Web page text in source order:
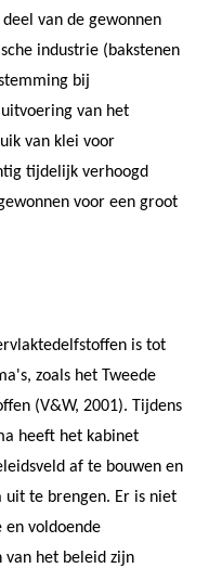
van de gewonnen
industrie (bakstenen
bij
van het
van klei voor
tijdelijk verhoogd
voor een groot
is tot
zoals het Tweede
(V&W, 2001). Tijdens
heeft het kabinet
af te bouwen en
uit te brengen. Er is niet
en voldoende
van het beleid zijn